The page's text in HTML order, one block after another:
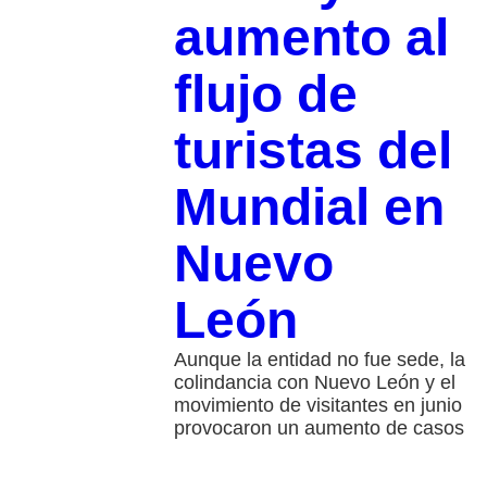
aumento al
flujo de
turistas del
Mundial en
Nuevo
León
Aunque la entidad no fue sede, la
colindancia con Nuevo León y el
movimiento de visitantes en junio
provocaron un aumento de casos